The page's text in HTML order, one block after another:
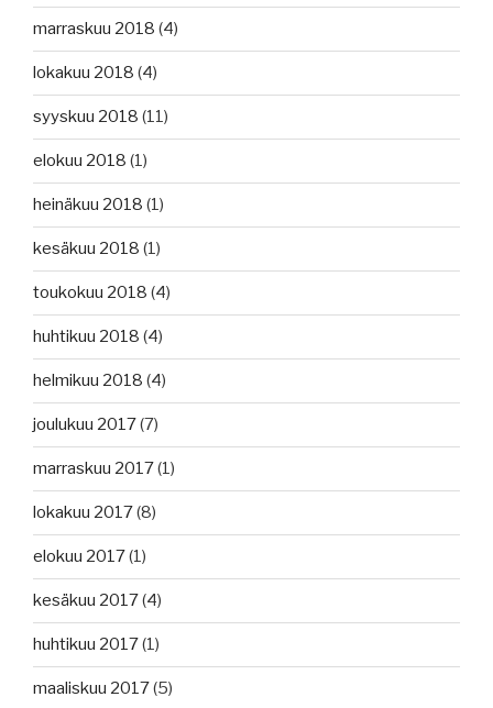
marraskuu 2018 (4)
lokakuu 2018 (4)
syyskuu 2018 (11)
elokuu 2018 (1)
heinäkuu 2018 (1)
kesäkuu 2018 (1)
toukokuu 2018 (4)
huhtikuu 2018 (4)
helmikuu 2018 (4)
joulukuu 2017(7)
marraskuu 2017(1)
lokakuu 2017(8)
elokuu 2017(1)
kesäkuu 2017(4)
huhtikuu 2017(1)
maaliskuu 2017(5)